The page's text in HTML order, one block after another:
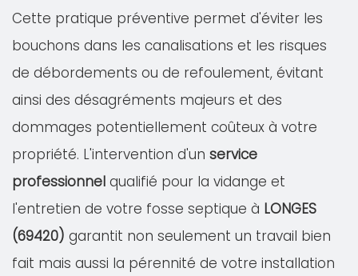
Cette pratique préventive permet d'éviter les
bouchons dans les canalisations et les risques
de débordements ou de refoulement, évitant
ainsi des désagréments majeurs et des
dommages potentiellement coûteux à votre
propriété. L'intervention d'un service
professionnel qualifié pour la vidange et
l'entretien de votre fosse septique à LONGES
(69420) garantit non seulement un travail bien
fait mais aussi la pérennité de votre installation